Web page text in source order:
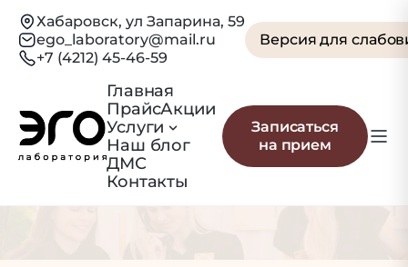
Хабаровск, ул Запарина, 59
ego_laboratory@mail.ru
+7 (4212) 45-46-59
Версия для
Главная
ПрайсАкции
Услуги
Наш блог
ДМС
Контакты
Записаться
на прием
Elementor #9845
Главна
я
Elementor